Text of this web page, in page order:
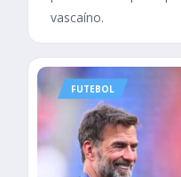
vascaíno.
FUTEBOL